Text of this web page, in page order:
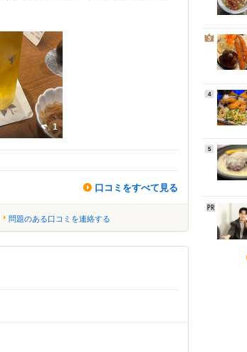
1
口コミをすべて見る
問題のある口コミを連絡する
3
4
5